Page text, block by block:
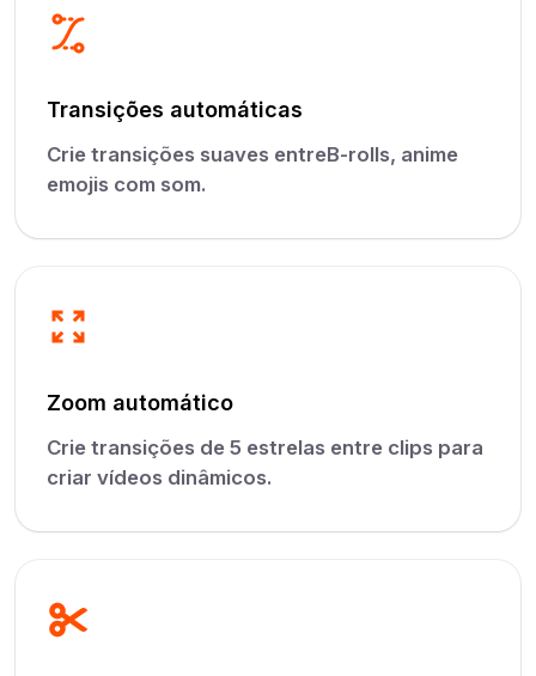
Transições automáticas
Crie transições suaves entreB-rolls, anime
emojis com som.
Zoom automático
Crie transições de 5 estrelas entre clips para
criar vídeos dinâmicos.